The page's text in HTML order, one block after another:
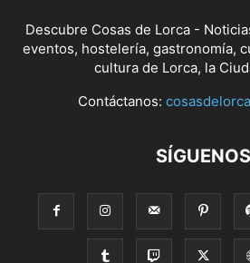
Descubre Cosas de Lorca -
eventos, hostelería, gastronomía,
cultura de Lorca, la
Contáctanos:
SÍGUENOS